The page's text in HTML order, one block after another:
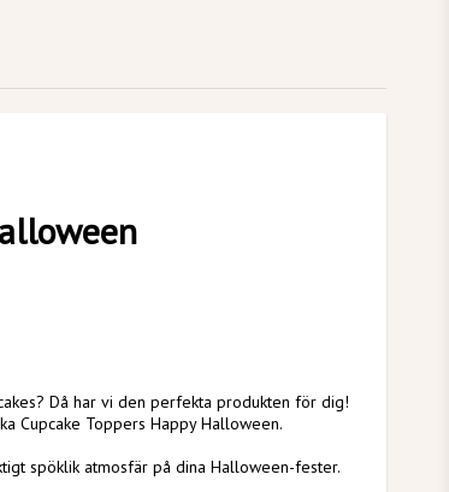
Då har vi den perfekta produkten för dig!
Cupcake Toppers Happy Halloween.
spöklik atmosfär på dina Halloween-fester.